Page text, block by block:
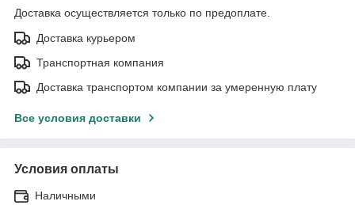
Доставка осуществляется только по предоплате.
Доставка курьером
Транспортная компания
Доставка транспортом компании за умеренную плату
Все условия доставки
Условия оплаты
Наличными